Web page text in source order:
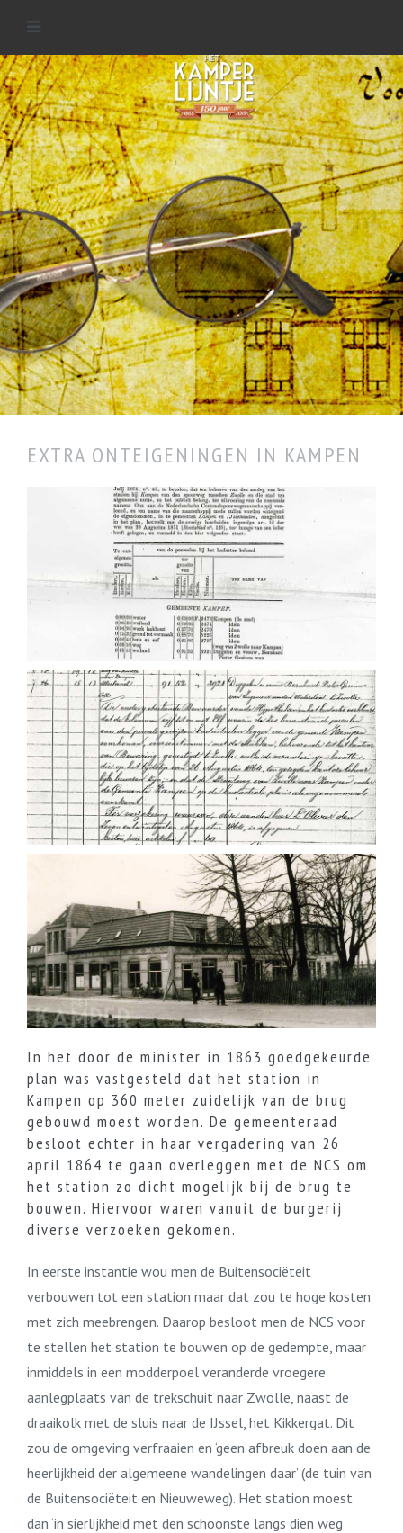
Historie van het Kamperlijntje
READ MORE
EXTRA ONTEIGENINGEN IN KAMPEN
In het door de minister in 1863 goedgekeurde
plan was vastgesteld dat het station in
Kampen op 360 meter zuidelijk van de brug
gebouwd moest worden. De gemeenteraad
besloot echter in haar vergadering van 26
april 1864 te gaan overleggen met de NCS om
het station zo dicht mogelijk bij de brug te
bouwen. Hiervoor waren vanuit de burgerij
diverse verzoeken gekomen.
In eerste instantie wou men de Buitensociëteit
verbouwen tot een station maar dat zou te hoge kosten
met zich meebrengen. Daarop besloot men de NCS voor
te stellen het station te bouwen op de gedempte, maar
inmiddels in een modderpoel veranderde vroegere
aanlegplaats van de trekschuit naar Zwolle, naast de
draaikolk met de sluis naar de IJssel, het Kikkergat. Dit
zou de omgeving verfraaien en ‘geen afbreuk doen aan de
heerlijkheid der algemeene wandelingen daar’ (de tuin van
de Buitensociëteit en Nieuweweg). Het station moest
dan ‘in sierlijkheid met den schoonste langs dien weg